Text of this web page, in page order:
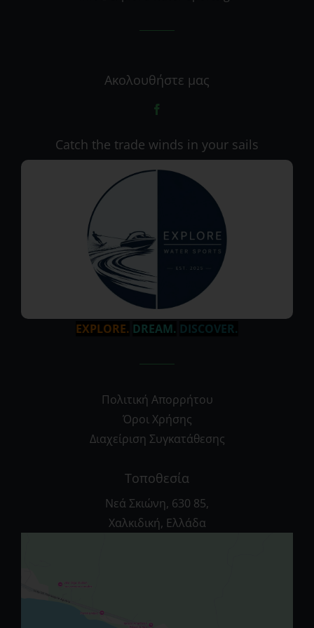
Ακολουθήστε μας
Catch the trade winds in your sails
EXPLORE. DREAM. DISCOVER.
Πολιτική Απορρήτου
Όροι Χρήσης
Διαχείριση Συγκατάθεσης
Τοποθεσία
Νεά Σκιώνη, 630 85,
Χαλκιδική, Ελλάδα